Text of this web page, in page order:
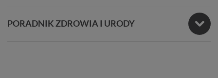
PORADNIK ZDROWIA I URODY